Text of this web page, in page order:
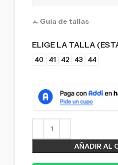
Guía de tallas
ELIGE LA TALLA
40 41 42 43 44
AÑADIR AL